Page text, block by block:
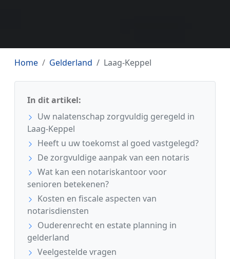
Home Gelderland Laag-Keppel
In dit artikel:
Uw nalatenschap zorgvuldig geregeld in
Laag-Keppel
Heeft u uw toekomst al goed vastgelegd?
De zorgvuldige aanpak van een notaris
Wat kan een notariskantoor voor
senioren betekenen?
Kosten en fiscale aspecten van
notarisdiensten
Ouderenrecht en estate planning in
gelderland
Veelgestelde vragen